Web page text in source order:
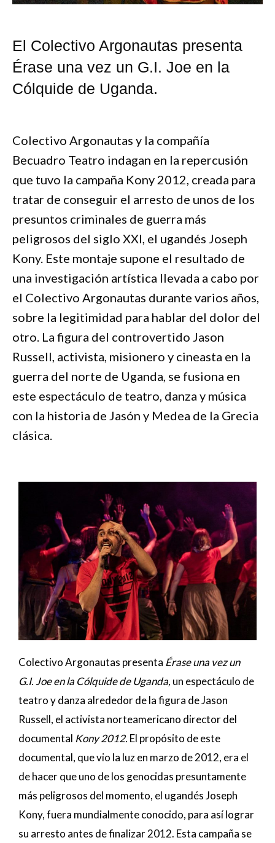
El Colectivo Argonautas presenta
Érase una vez un G.I. Joe en la
Cólquide de Uganda.
Colectivo Argonautas y la compañía
Becuadro Teatro indagan en la repercusión
que tuvo la campaña Kony 2012, creada para
tratar de conseguir el arresto de unos de los
presuntos criminales de guerra más
peligrosos del siglo XXI, el ugandés Joseph
Kony. Este montaje supone el resultado de
una investigación artística llevada a cabo por
el Colectivo Argonautas durante varios años,
sobre la legitimidad para hablar del dolor del
otro. La figura del controvertido Jason
Russell, activista, misionero y cineasta en la
guerra del norte de Uganda, se fusiona en
este espectáculo de teatro, danza y música
con la historia de Jasón y Medea de la Grecia
clásica.
Colectivo Argonautas presenta Érase una vez un
G.I. Joe en la Cólquide de Uganda, un espectáculo de
teatro y danza alrededor de la figura de Jason
Russell, el activista norteamericano director del
documental Kony 2012. El propósito de este
documental, que vio la luz en marzo de 2012, era el
de hacer que uno de los genocidas presuntamente
más peligrosos del momento, el ugandés Joseph
Kony, fuera mundialmente conocido, para así lograr
su arresto antes de finalizar 2012. Esta campaña se